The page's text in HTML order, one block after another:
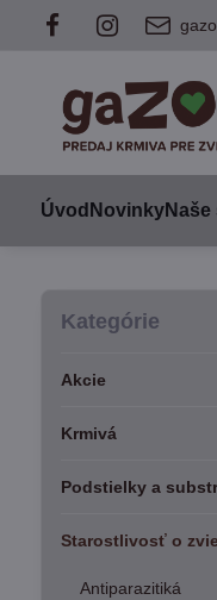
Úvod NovinkyNaše
Kategórie
Akcie
Krmivá
Podstielky a
Starostlivosť o
Antiparazitiká